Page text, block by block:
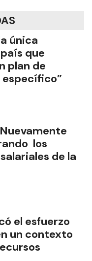
única
que
plan de
los
de la
el esfuerzo
un contexto